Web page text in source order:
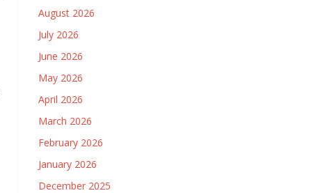
August 2026
July 2026
June 2026
May 2026
April 2026
March 2026
February 2026
January 2026
December 2025